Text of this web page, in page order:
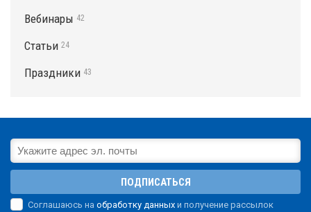
Вебинары 42
Статьи 24
Праздники 43
ПОДПИСАТЬСЯ
Соглашаюсь на обработку данных и получение рассылок